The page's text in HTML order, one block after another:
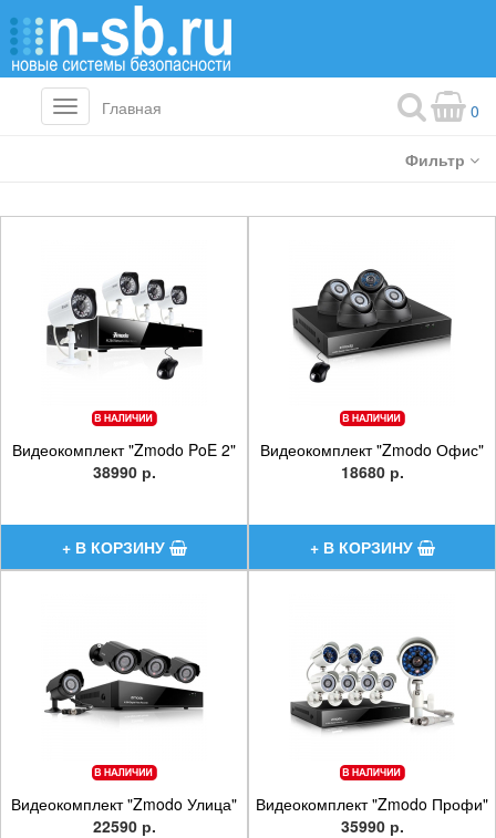
Toggle
navigation
Главная 0
Фильтр
Видеокомплект "Zmodo PoE 2"
38990 р.
Видеокомплект "Zmodo Офис"
18680 р.
Видеокомплект "Zmodo Улица"
22590 р.
Видеокомплект "Zmodo Профи"
35990 р.